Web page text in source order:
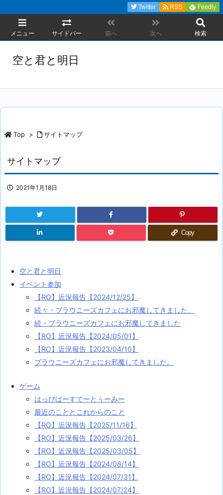
メニュー サイドバー 前へ 次へ 検索
Twitter RSS Feedly
空と君と明日
Top > サイトマップ
サイトマップ
2021年1月18日
Copy
空と君と明日
イベント参加
【RO】近況報告【2024/12/25】
続々・ブラウニーズカフェにお邪魔してきました。
続・ブラウニーズカフェにお邪魔してきました
【RO】近況報告【2024/05/01】
【RO】近況報告【2023/04/10】
ブラウニーズカフェにお邪魔してきました。
ゲーム
はっぴばーすでーとぅーみー
最近のこととこれからのこと
【RO】近況報告【2025/11/16】
【RO】近況報告【2025/03/26】
【RO】近況報告【2025/03/05】
【RO】近況報告【2024/08/14】
【RO】近況報告【2024/07/31】
【RO】近況報告【2024/07/24】